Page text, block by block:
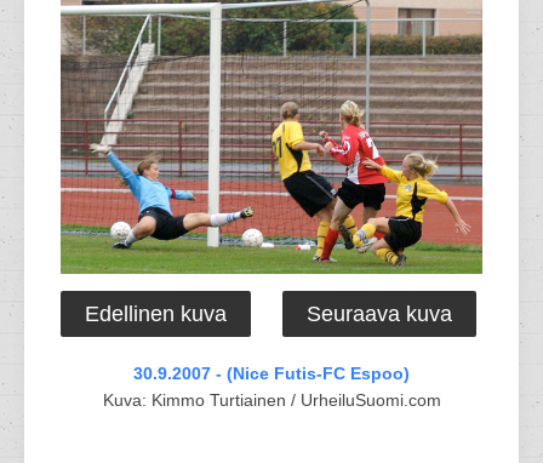
Edellinen kuva Seuraava kuva
30.9.2007 - (Nice Futis-FC Espoo)
Kuva: Kimmo Turtiainen / UrheiluSuomi.com